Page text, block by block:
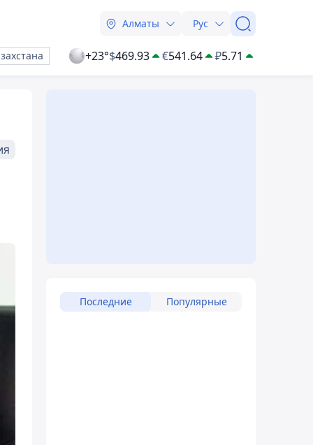
Алматы Рус
+23°$469.93 €541.64 ₽5.71
Последние Популярные